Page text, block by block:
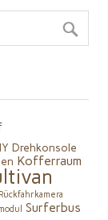
Drehkonsole
Kofferraum
Rückfahrkamera
Surferbus